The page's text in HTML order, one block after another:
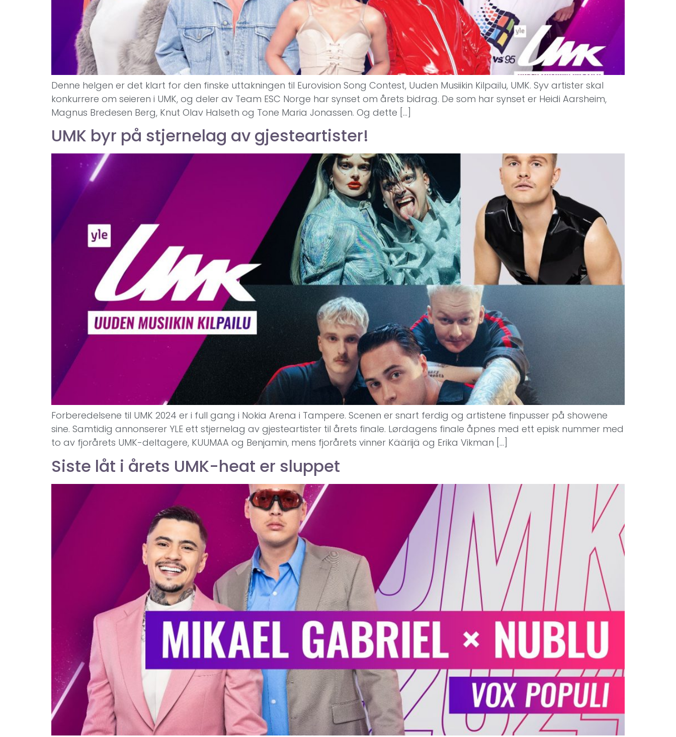
Denne helgen er det klart for den finske uttakningen til Eurovision Song Contest, Uuden Musiikin Kilpailu, UMK. Syv artister skal
konkurrere om seieren i UMK, og deler av Team ESC Norge har synset om årets bidrag. De som har synset er Heidi Aarsheim,
Magnus Bredesen Berg, Knut Olav Halseth og Tone Maria Jonassen. Og dette […]
UMK byr på stjernelag av gjesteartister!
Forberedelsene til UMK 2024 er i full gang i Nokia Arena i Tampere. Scenen er snart ferdig og artistene finpusser på showene
sine. Samtidig annonserer YLE ett stjernelag av gjesteartister til årets finale. Lørdagens finale åpnes med ett episk nummer med
to av fjorårets UMK-deltagere, KUUMAA og Benjamin, mens fjorårets vinner Käärijä og Erika Vikman […]
Siste låt i årets UMK-heat er sluppet